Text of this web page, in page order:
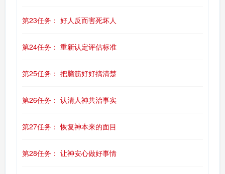
第23任务： 好人反而害死坏人
第24任务： 重新认定评估标准
第25任务： 把脑筋好好搞清楚
第26任务： 认清人神共治事实
第27任务： 恢复神本来的面目
第28任务： 让神安心做好事情